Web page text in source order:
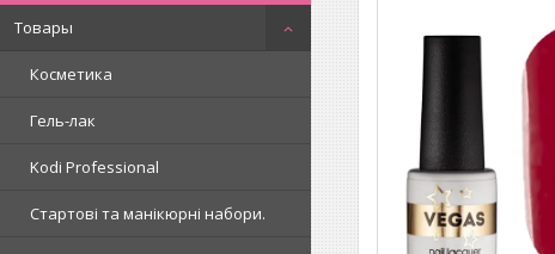
Товары
Косметика
Гель-лак
Kodi Professional
Стартові та манікюрні набори.